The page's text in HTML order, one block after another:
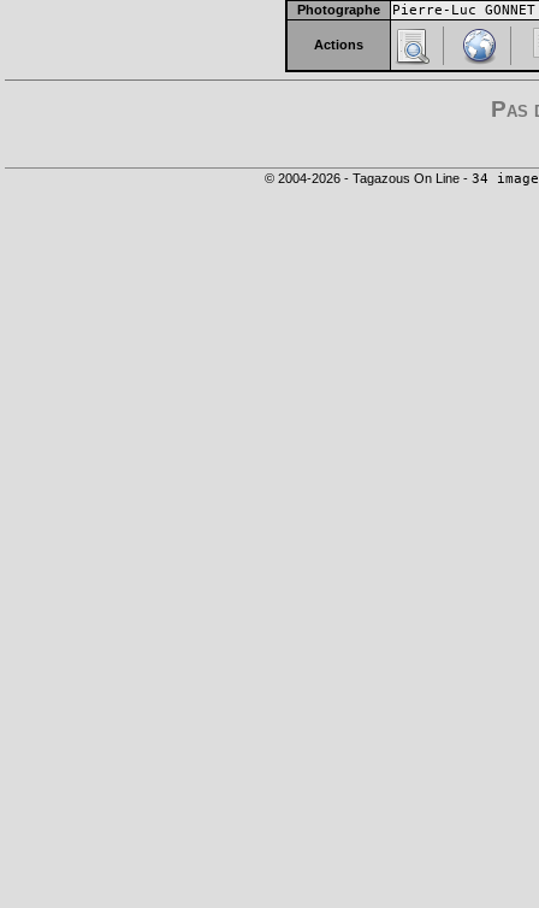
Photographe Pierre-Luc GONNET
Actions
Pas
© 2004-2026 - Tagazous On Line - 34